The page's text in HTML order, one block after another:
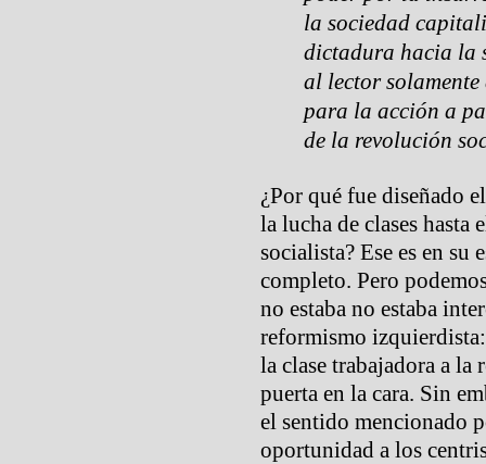
la sociedad
dictadura hacia la
al lector
para la acción a
de la revolución
¿Por qué fue diseñado
la lucha de clases
socialista? Ese es en su
completo. Pero
no estaba no estaba
reformismo
la clase trabajadora a
puerta en la cara. Sin
el sentido mencionado
oportunidad a los